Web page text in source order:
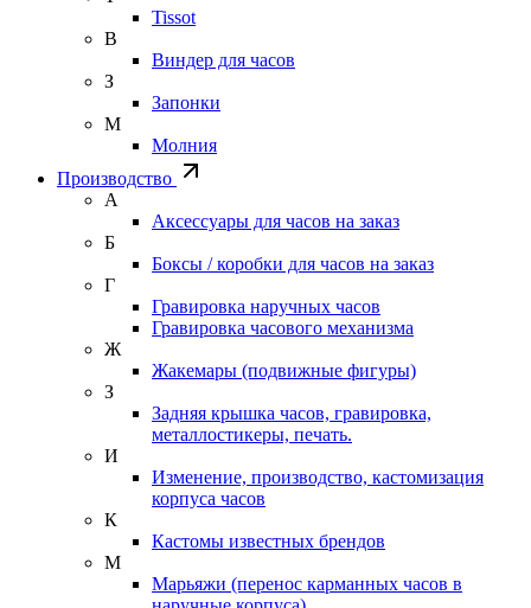
Tissot
В
Виндер для часов
З
Запонки
М
Молния
Производство
А
Аксессуары для часов на заказ
Б
Боксы / коробки для часов на заказ
Г
Гравировка наручных часов
Гравировка часового механизма
Ж
Жакемары (подвижные фигуры)
З
Задняя крышка часов, гравировка,
металлостикеры, печать.
И
Изменение, производство, кастомизация
корпуса часов
К
Кастомы известных брендов
М
Марьяжи (перенос карманных часов в